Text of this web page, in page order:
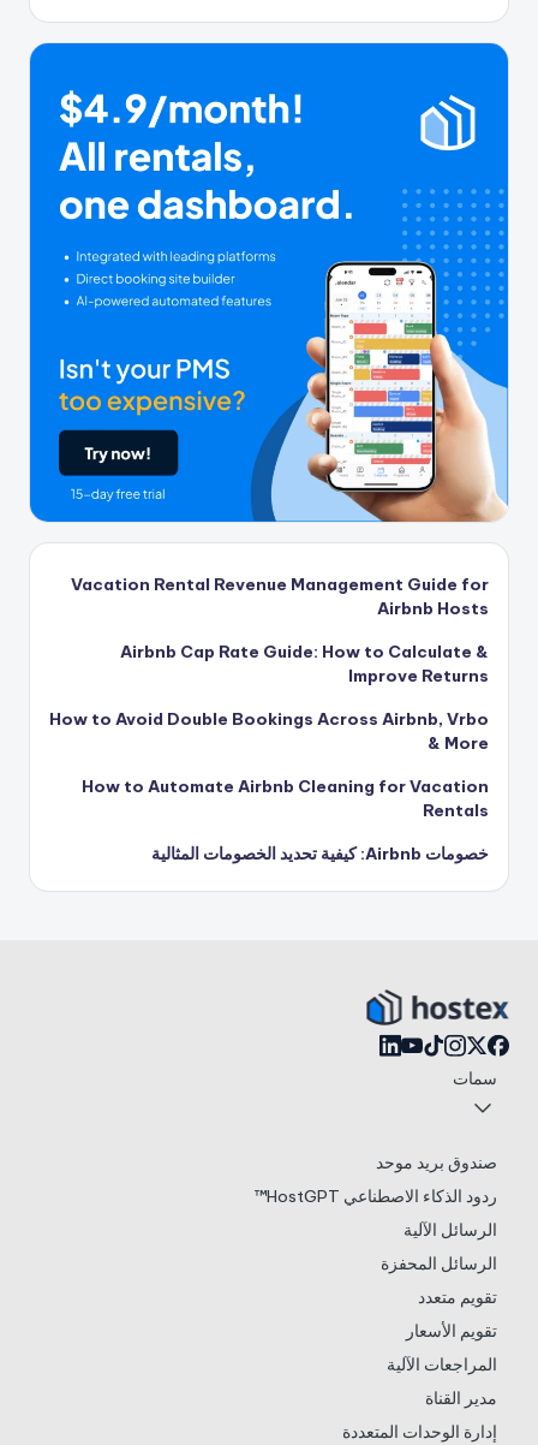
Vacation Rental Revenue Management Guide for
Airbnb Hosts
Airbnb Cap Rate Guide: How to Calculate &
Improve Returns
How to Avoid Double Bookings Across Airbnb, Vrbo
& More
How to Automate Airbnb Cleaning for Vacation
Rentals
خصومات Airbnb: كيفية تحديد الخصومات المثالية
سمات
صندوق بريد موحد
ردود الذكاء الاصطناعي HostGPT™
الرسائل الآلية
الرسائل المحفزة
تقويم متعدد
تقويم الأسعار
المراجعات الآلية
مدير القناة
إدارة الوحدات المتعددة